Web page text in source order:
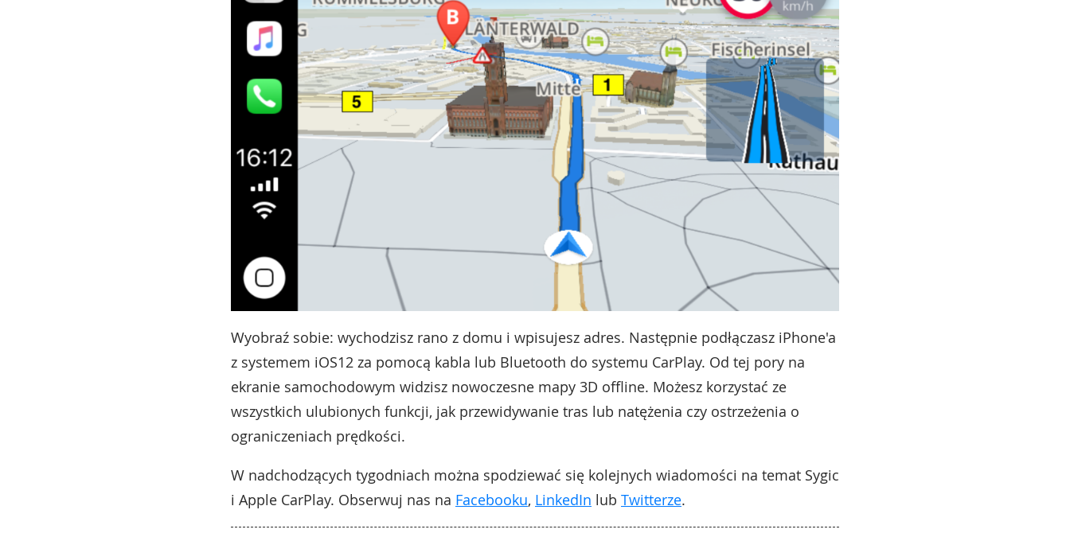
Wyobraź sobie: wychodzisz rano z domu i wpisujesz adres. Następnie podłączasz iPhone'a
z systemem iOS12 za pomocą kabla lub Bluetooth do systemu CarPlay. Od tej pory na
ekranie samochodowym widzisz nowoczesne mapy 3D offline. Możesz korzystać ze
wszystkich ulubionych funkcji, jak przewidywanie tras lub natężenia czy ostrzeżenia o
ograniczeniach prędkości.
W nadchodzących tygodniach można spodziewać się kolejnych wiadomości na temat Sygic
i Apple CarPlay. Obserwuj nas na Facebooku, LinkedIn lub Twitterze.